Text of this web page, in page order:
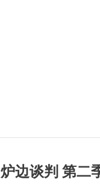
炉边谈判 第二